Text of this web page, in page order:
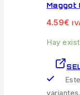
Maggot
4.59€
Hay